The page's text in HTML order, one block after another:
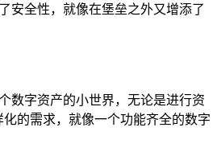
安全性，就像在堡垒之外又增添了
数字资产的小世界，无论是进行资
的需求，就像一个功能齐全的数字